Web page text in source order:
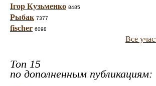
Ігор Кузьменко 8485
Рыбак 7377
fischer 6098
Все
Топ 15
по дополненным публикациям: